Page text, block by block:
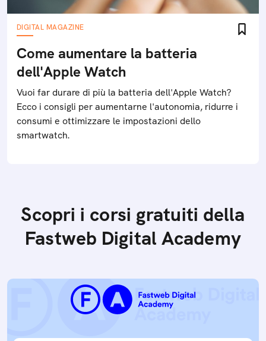
DIGITAL MAGAZINE
Come aumentare la batteria
dell'Apple Watch
Vuoi far durare di più la batteria dell'Apple Watch?
Ecco i consigli per aumentarne l'autonomia, ridurre i
consumi e ottimizzare le impostazioni dello
smartwatch.
Scopri i corsi gratuiti della
Fastweb Digital Academy